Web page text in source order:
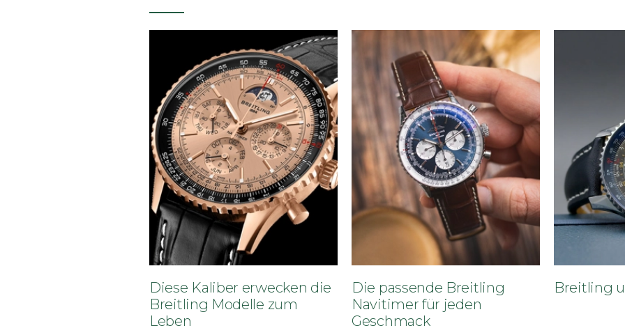
Diese Kaliber erwecken die
Breitling Modelle zum
Leben
Die passende Breitling
Navitimer für jeden
Geschmack
Breitling